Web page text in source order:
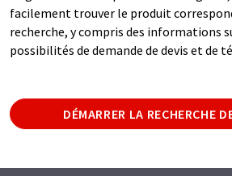
facilement trouver le produit
recherche, y compris des informations
possibilités de demande de devis et de
DÉMARRER LA RECHERCHE